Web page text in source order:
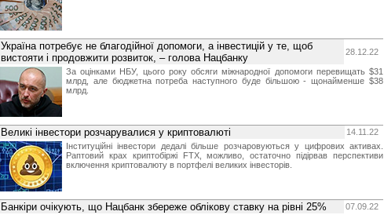
Україна потребує не благодійної допомоги, а інвестицій у те, щоб
вистояти і продовжити розвиток, – голова Нацбанку
28.12.22
За оцінками НБУ, цього року обсяги міжнародної допомоги перевищать $31
млрд, але бюджетна потреба наступного буде більшою - щонайменше $38
млрд.
Великі інвестори розчарувалися у криптовалюті
14.11.22
Інституційні інвестори дедалі більше розчаровуються у цифрових активах.
Раптовий крах криптобіржі FTX, можливо, остаточно підірвав перспективи
включення криптовалюту в портфелі великих інвесторів.
Банкіри очікують, що Нацбанк збереже облікову ставку на рівні 25%
07.09.22